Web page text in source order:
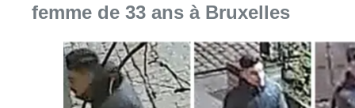
femme de 33 ans à Bruxelles